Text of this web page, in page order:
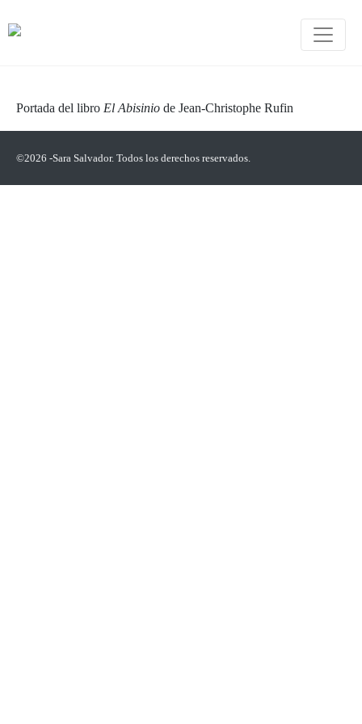
Portada del libro El Abisinio de Jean-Christophe Rufin
©2026 -Sara Salvador. Todos los derechos reservados.